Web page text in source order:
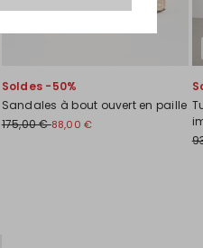
Soldes -50%
Sandales à bout ouvert en paille
175,00 €88,00 €